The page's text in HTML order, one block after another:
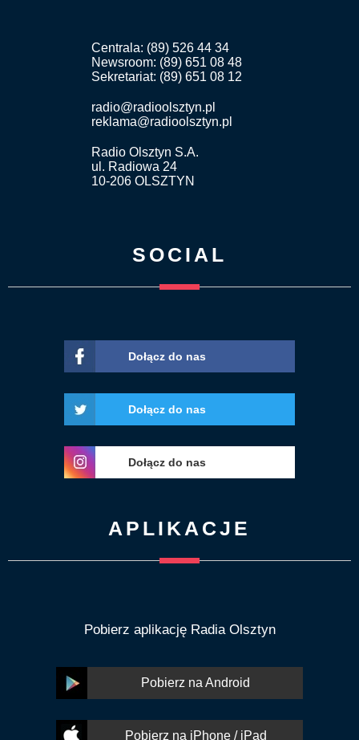
Centrala: (89) 526 44 34
Newsroom: (89) 651 08 48
Sekretariat: (89) 651 08 12
radio@radioolsztyn.pl
reklama@radioolsztyn.pl
Radio Olsztyn S.A.
ul. Radiowa 24
10-206 OLSZTYN
SOCIAL
Dołącz do nas
Dołącz do nas
Dołącz do nas
APLIKACJE
Pobierz aplikację Radia Olsztyn
Pobierz na Android
Pobierz na iPhone / iPad